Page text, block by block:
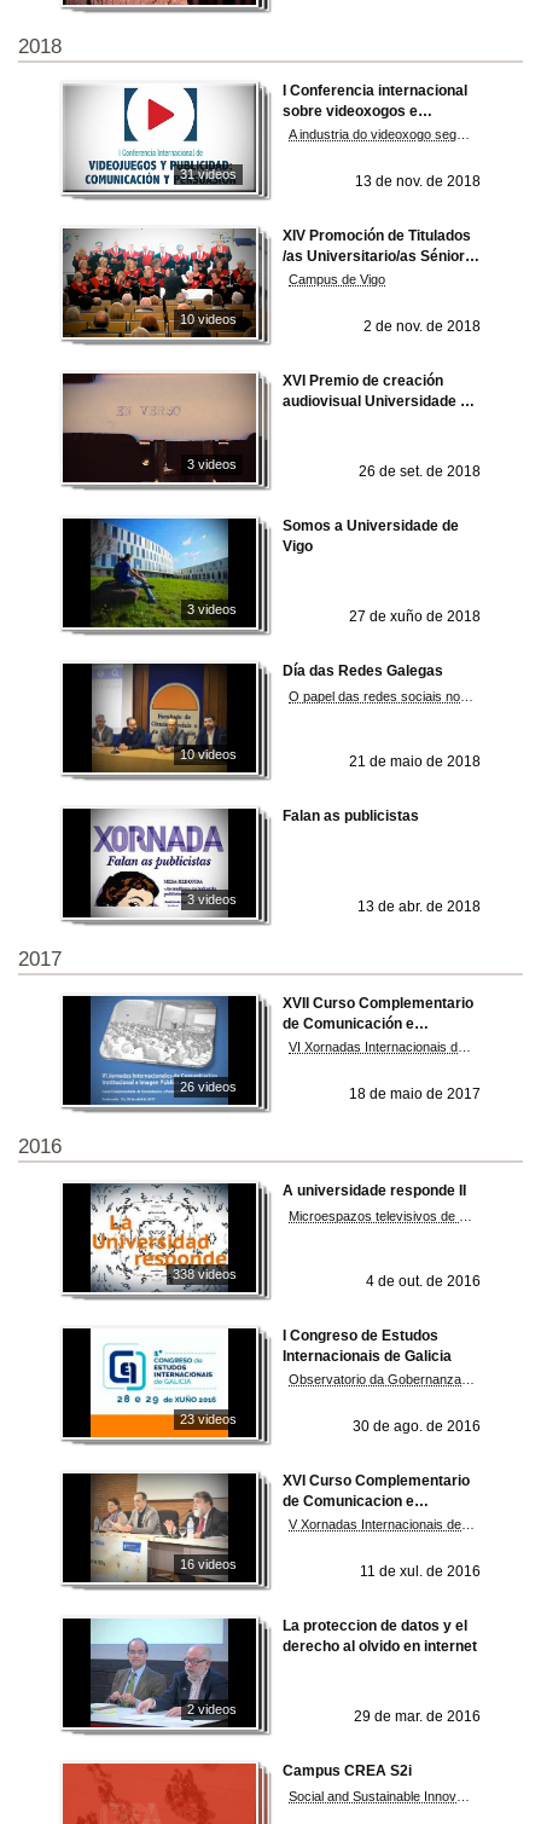
2018
31 videos
I Conferencia internacional
sobre videoxogos e
publicidade: Comunicación e
13 de nov. de 2018
10 videos
XIV Promoción de Titulados
/as Universitario/as Sénior e
XII Promoción de
Sénior do Programa para
Campus de Vigo
2 de nov. de 2018
3 videos
XVI Premio de creación
audiovisual Universidade de
26 de set. de 2018
3 videos
Somos a Universidade de
Vigo
27 de xuño de 2018
10 videos
Día das Redes Galegas
21 de maio de 2018
3 videos
Falan as publicistas
13 de abr. de 2018
2017
26 videos
XVII Curso Complementario
de Comunicación e
Protocolo
18 de maio de 2017
2016
338 videos
A universidade responde II
4 de out. de 2016
23 videos
I Congreso de Estudos
Internacionais de Galicia
30 de ago. de 2016
16 videos
XVI Curso Complementario
de Comunicacion e
Protocolo
11 de xul. de 2016
2 videos
La proteccion de datos y el
derecho al olvido en internet
29 de mar. de 2016
Campus CREA S2i